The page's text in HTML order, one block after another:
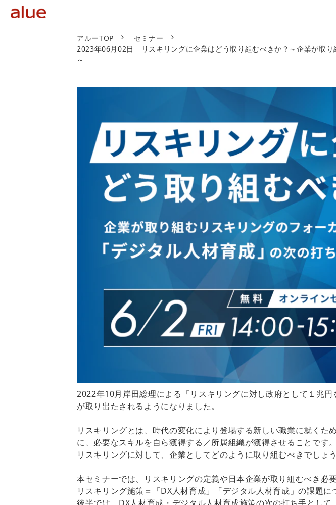
アルーTOP
セミナー
2023年06月02日 リスキリングに企業はどう取り組むべきか？～企業が取
～
2022年10月岸田総理による「リスキリングに対し政府として１兆
が取り出たされるようになりました。
リスキリングとは、時代の変化により登場する新しい職業に就く
に、必要なスキルを自ら獲得する／所属組織が獲得させることです。
リスキリングに対して、企業としてどのように取り組むべきでしょ
本セミナーでは、リスキリングの定義や日本企業が取り組むべき
リスキリング施策＝「DX人材育成」「デジタル人材育成」の課題に